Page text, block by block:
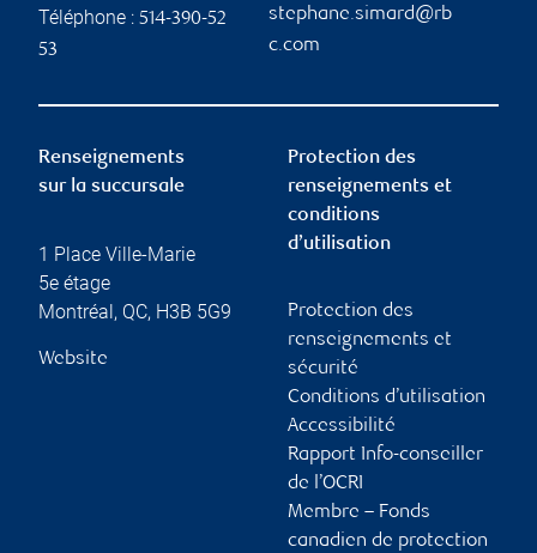
Téléphone : 514-390-52
53
stephane.simard@rb
c.com
Renseignements
sur la succursale
1 Place Ville-Marie
5e étage
Montréal, QC, H3B 5G9
Website
Protection des
renseignements et
conditions
d’utilisation
Protection des
renseignements et
sécurité
Conditions d’utilisation
Accessibilité
Rapport Info-conseiller
de l’OCRI
Membre – Fonds
canadien de protection